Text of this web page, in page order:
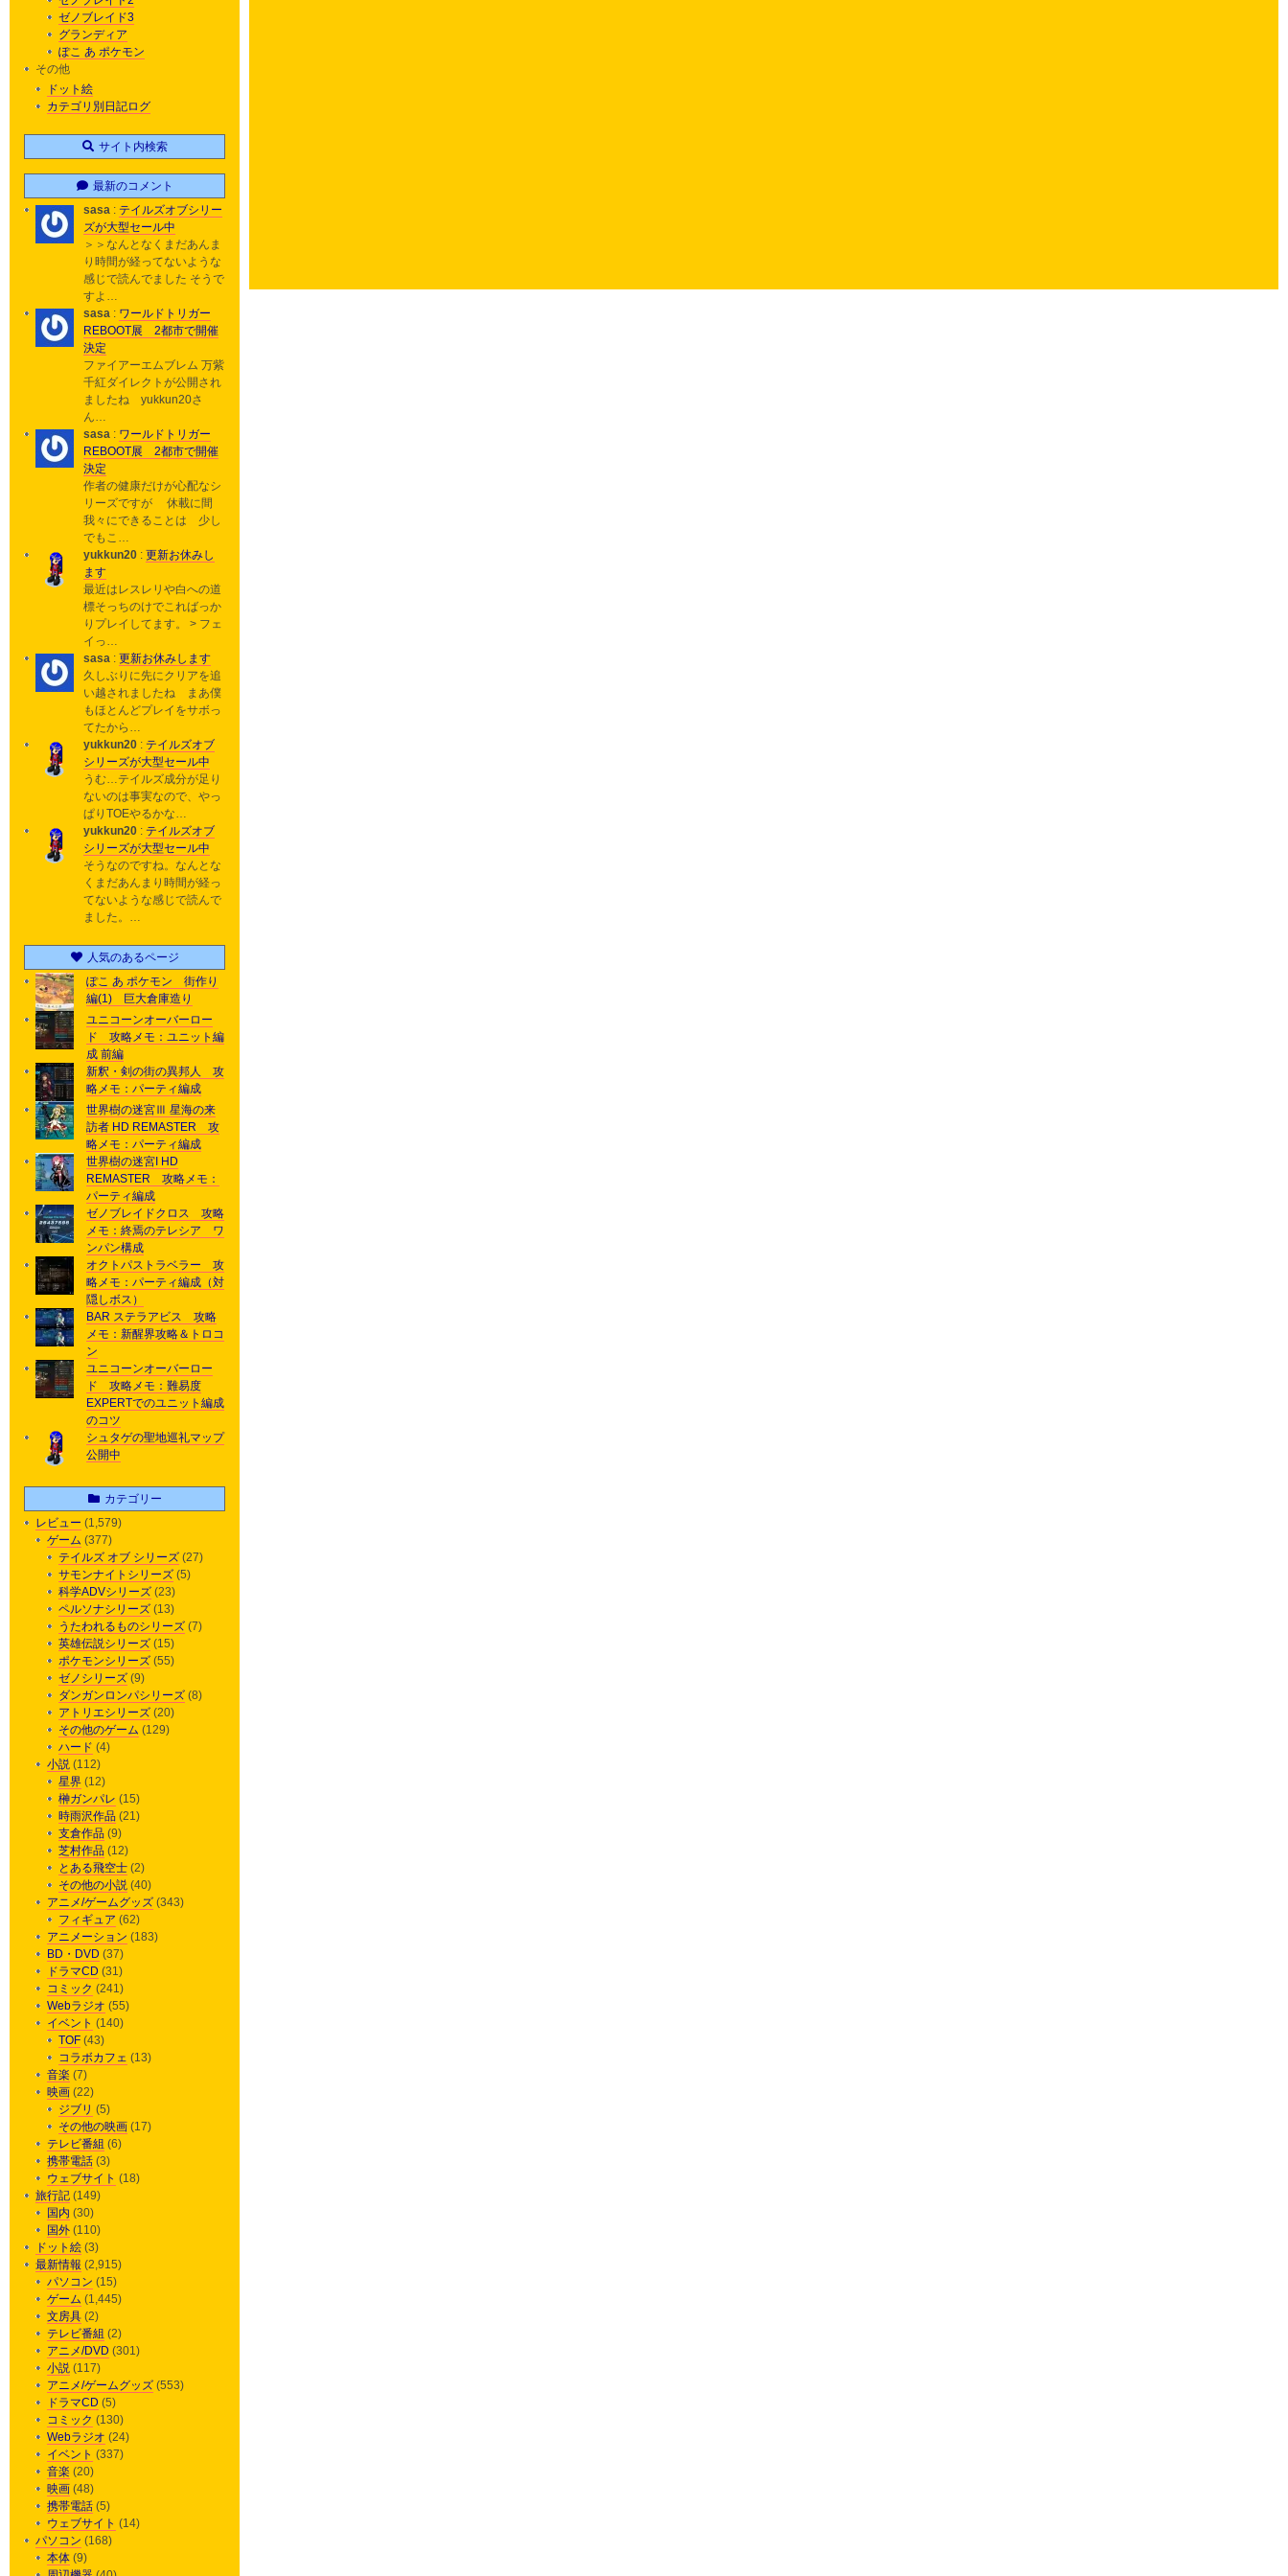
ゼノブレイド3
グランディア
ぽこ あ ポケモン
その他
ドット絵
カテゴリ別日記ログ
サイト内検索
最新のコメント
sasa : テイルズオブシリー
ズが大型セール中
＞＞なんとなくまだあんま
り時間が経ってないような
感じで読んでました そうで
すよ…
sasa : ワールドトリガー
REBOOT展 2都市で開催
決定
ファイアーエムブレム 万紫
千紅ダイレクトが公開され
ましたね yukkun20さ
ん…
sasa : ワールドトリガー
REBOOT展 2都市で開催
決定
作者の健康だけが心配なシ
リーズですが 休載に間
我々にできることは 少し
でもこ…
yukkun20 : 更新お休みし
ます
最近はレスレリや白への道
標そっちのけでこればっか
りプレイしてます。 > フェ
イっ…
sasa : 更新お休みします
久しぶりに先にクリアを追
い越されましたね まあ僕
もほとんどプレイをサボっ
てたから…
yukkun20 : テイルズオブ
シリーズが大型セール中
うむ…テイルズ成分が足り
ないのは事実なので、やっ
ぱりTOEやるかな…
yukkun20 : テイルズオブ
シリーズが大型セール中
そうなのですね。なんとな
くまだあんまり時間が経っ
てないような感じで読んで
ました。…
人気のあるページ
ぽこ あ ポケモン 街作り
編(1) 巨大倉庫造り
ユニコーンオーバーロー
ド 攻略メモ：ユニット編
成 前編
新釈・剣の街の異邦人 攻
略メモ：パーティ編成
世界樹の迷宮Ⅲ 星海の来
訪者 HD REMASTER 攻
略メモ：パーティ編成
世界樹の迷宮I HD
REMASTER 攻略メモ：
パーティ編成
ゼノブレイドクロス 攻略
メモ：終焉のテレシア ワ
ンパン構成
オクトパストラベラー 攻
略メモ：パーティ編成（対
隠しボス）
BAR ステラアビス 攻略
メモ：新醒界攻略＆トロコ
ン
ユニコーンオーバーロー
ド 攻略メモ：難易度
EXPERTでのユニット編成
のコツ
シュタゲの聖地巡礼マップ
公開中
カテゴリー
レビュー (1,579)
ゲーム (377)
テイルズ オブ シリーズ (27)
サモンナイトシリーズ (5)
科学ADVシリーズ (23)
ペルソナシリーズ (13)
うたわれるものシリーズ (7)
英雄伝説シリーズ (15)
ポケモンシリーズ (55)
ゼノシリーズ (9)
ダンガンロンパシリーズ (8)
アトリエシリーズ (20)
その他のゲーム (129)
ハード (4)
小説 (112)
星界 (12)
榊ガンパレ (15)
時雨沢作品 (21)
支倉作品 (9)
芝村作品 (12)
とある飛空士 (2)
その他の小説 (40)
アニメ/ゲームグッズ (343)
フィギュア (62)
アニメーション (183)
BD・DVD (37)
ドラマCD (31)
コミック (241)
Webラジオ (55)
イベント (140)
TOF (43)
コラボカフェ (13)
音楽 (7)
映画 (22)
ジブリ (5)
その他の映画 (17)
テレビ番組 (6)
携帯電話 (3)
ウェブサイト (18)
旅行記 (149)
国内 (30)
国外 (110)
ドット絵 (3)
最新情報 (2,915)
パソコン (15)
ゲーム (1,445)
文房具 (2)
テレビ番組 (2)
アニメ/DVD (301)
小説 (117)
アニメ/ゲームグッズ (553)
ドラマCD (5)
コミック (130)
Webラジオ (24)
イベント (337)
音楽 (20)
映画 (48)
携帯電話 (5)
ウェブサイト (14)
パソコン (168)
本体 (9)